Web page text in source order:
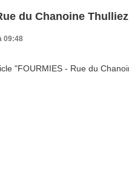
du Chanoine Thulliez
09:48